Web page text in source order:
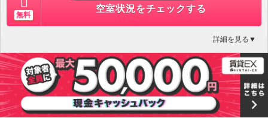
無料
空室状況をチェックする
詳細を見る▼